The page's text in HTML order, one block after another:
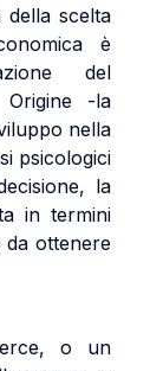
della scelta
è
del
Origine -la
nella
psicologici
la
in termini
da ottenere
o un